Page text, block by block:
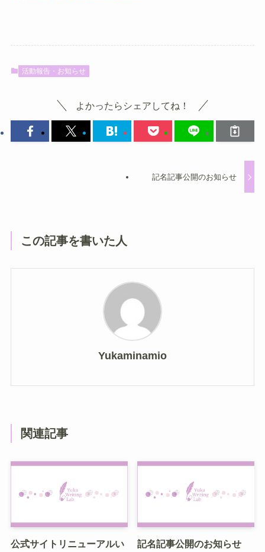
活動報告・お知らせ
よかったらシェアしてね！
記名記事公開のお知らせ
この記事を書いた人
Yukaminamio
関連記事
公式サイトリニューアルい
記名記事公開のお知らせ